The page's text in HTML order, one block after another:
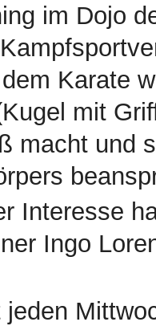
im Dojo
Karate
mit
macht und
Interesse
Ingo